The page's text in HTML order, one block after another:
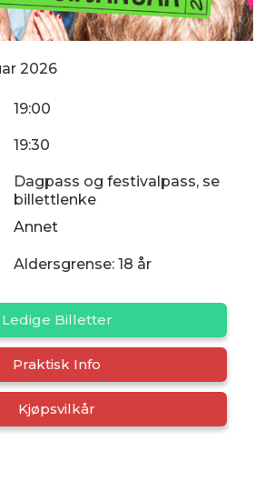
2026
19:00
19:30
Dagpass og festivalpass, se
billettlenke
Annet
Aldersgrense: 18 år
Ledige Billetter
Praktisk Info
Kjøpsvilkår